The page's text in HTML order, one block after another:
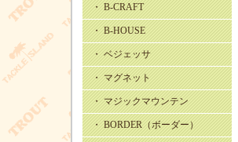
・ B-CRAFT
・ B-HOUSE
・ ベジェッサ
・ マグネット
・ マジックマウンテン
・ BORDER（ボーダー）